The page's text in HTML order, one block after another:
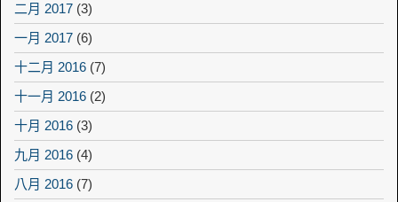
二月 2017 (3)
一月 2017 (6)
十二月 2016 (7)
十一月 2016 (2)
十月 2016 (3)
九月 2016 (4)
八月 2016 (7)